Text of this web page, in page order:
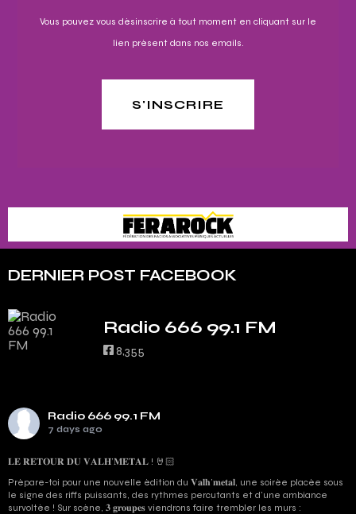
Vous pouvez vous désinscrire à tout moment en cliquant sur le
lien présent dans nos emails.
S'INSCRIRE
DERNIER POST FACEBOOK
Radio 666 99.1 FM
8,355
Radio 666 99.1 FM
7 days ago
𝐋𝐄 𝐑𝐄𝐓𝐎𝐔𝐑 𝐃𝐔 𝐕𝐀𝐋𝐇’𝐌𝐄𝐓𝐀𝐋 ! 🤘🏻
Prépare-toi pour une nouvelle édition du 𝐕𝐚𝐥𝐡’𝐦𝐞𝐭𝐚𝐥, une soirée placée sous
le signe des riffs puissants, des rythmes percutants et d'une ambiance
survoltée ! Sur scène, 𝟑 𝐠𝐫𝐨𝐮𝐩𝐞𝐬 viendrons faire trembler les murs :